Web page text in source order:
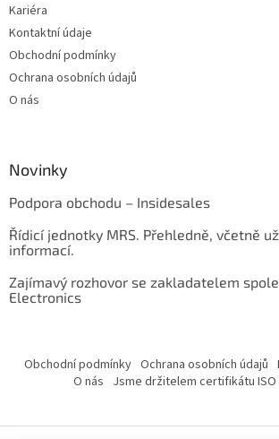
Kariéra
Kontaktní údaje
Obchodní podmínky
Ochrana osobních údajů
O nás
Novinky
Podpora obchodu – Insidesales
Řídicí jednotky MRS. Přehledně, včetně
informací.
Zajímavý rozhovor se zakladatelem
Electronics
Obchodní podmínky Ochrana osobních údajů
O nás Jsme držitelem certifikátu ISO